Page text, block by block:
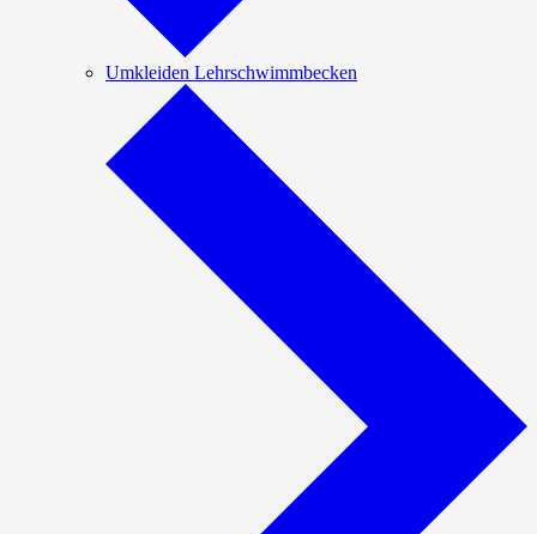
Umkleiden Lehrschwimmbecken